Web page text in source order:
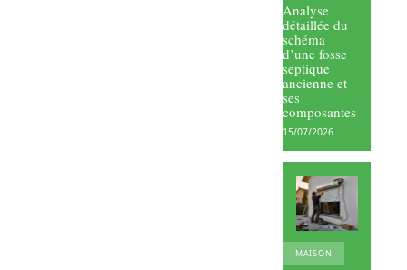
Analyse
détaillée du
schéma
d’une fosse
septique
ancienne et
ses
composantes
15/07/2026
MAISON